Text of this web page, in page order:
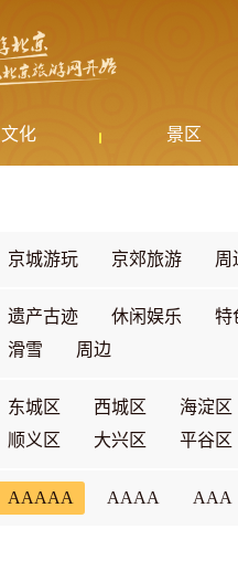
文化 景区
京城游玩 京郊旅游 周
遗产古迹 休闲娱乐 特
滑雪
周边
东城区 西城区 海淀区
顺义区
大兴区 平谷区
AAAAA AAAA AAA